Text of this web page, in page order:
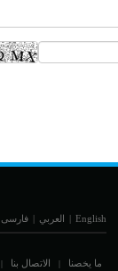
English
| العربي | فارسی
ما يخصنا | الاتصال بنا |